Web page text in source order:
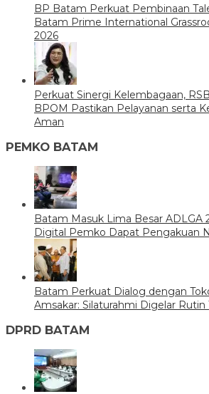
BP Batam Perkuat Pembinaan
Batam Prime International
2026
Perkuat Sinergi Kelembagaan,
BPOM Pastikan Pelayanan serta
Aman
PEMKO BATAM
Batam Masuk Lima Besar ADLGA
Digital Pemko Dapat Pengakuan
Batam Perkuat Dialog dengan
Amsakar: Silaturahmi Digelar Rutin
DPRD BATAM